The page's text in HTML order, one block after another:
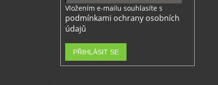
Vložením e-mailu souhlasíte s
podmínkami ochrany osobních
údajů
PŘIHLÁSIT SE